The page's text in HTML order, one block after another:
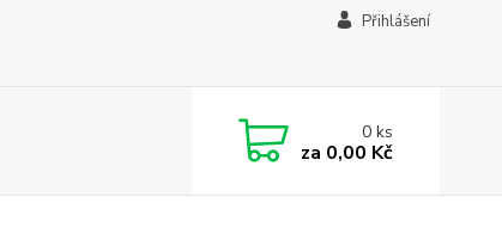
Přihlášení
0ks
za 0,00 Kč